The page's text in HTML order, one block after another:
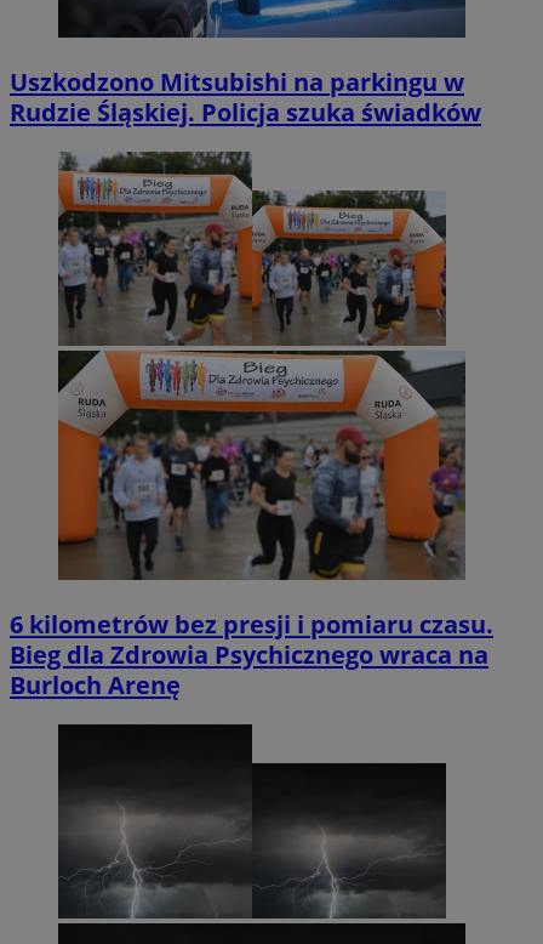
Uszkodzono Mitsubishi na parkingu w
Rudzie Śląskiej. Policja szuka świadków
6 kilometrów bez presji i pomiaru czasu.
Bieg dla Zdrowia Psychicznego wraca na
Burloch Arenę